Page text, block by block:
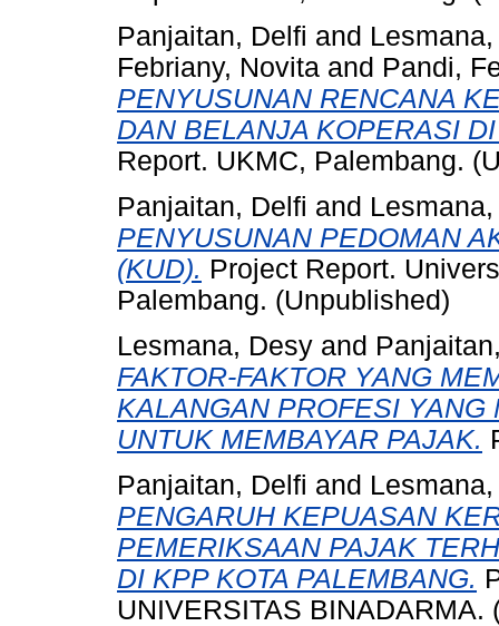
Panjaitan, Delfi and
Febriany, Novita and Pandi,
PENYUSUNAN RENCANA
DAN BELANJA KOPERASI
Report. UKMC, Palembang.
Panjaitan, Delfi and
PENYUSUNAN PEDOMAN
(KUD). Project Report.
Palembang. (Unpublished)
Lesmana, Desy and
FAKTOR-FAKTOR YANG
KALANGAN PROFESI
UNTUK MEMBAYAR PAJAK.
Panjaitan, Delfi and
PENGARUH KEPUASAN
PEMERIKSAAN PAJAK
DI KPP KOTA PALEMBANG.
UNIVERSITAS BINADARMA.